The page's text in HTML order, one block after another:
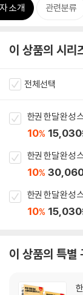
소개 관련분류
이 상품의 시리
전체선택
한권 한달 완성
10% 15,030
한권 한달 완성
10%
한권 한달 완성
10% 15,030
이 상품의 특별